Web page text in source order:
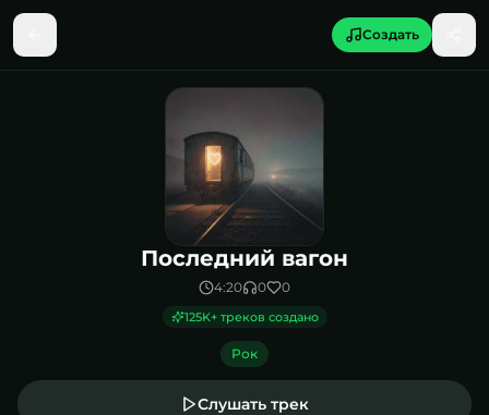
Песня Последний вагон
Создать
Последний вагон
4:20 0 0
125K+ треков создано
Рок
Слушать трек